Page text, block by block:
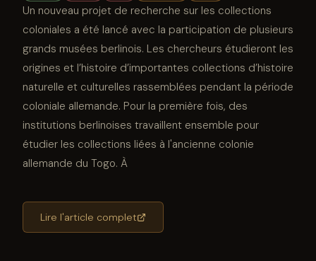
Un nouveau projet de recherche sur les collections
coloniales a été lancé avec la participation de plusieurs
grands musées berlinois. Les chercheurs étudieront les
origines et l’histoire d’importantes collections d’histoire
naturelle et culturelles rassemblées pendant la période
coloniale allemande. Pour la première fois, des
institutions berlinoises travaillent ensemble pour
étudier les collections liées à l'ancienne colonie
allemande du Togo. À
Lire l'article complet